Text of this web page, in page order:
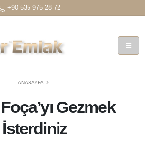
+90 535 975 28 72
Gezmek
İsterdiniz
ANASAYFA